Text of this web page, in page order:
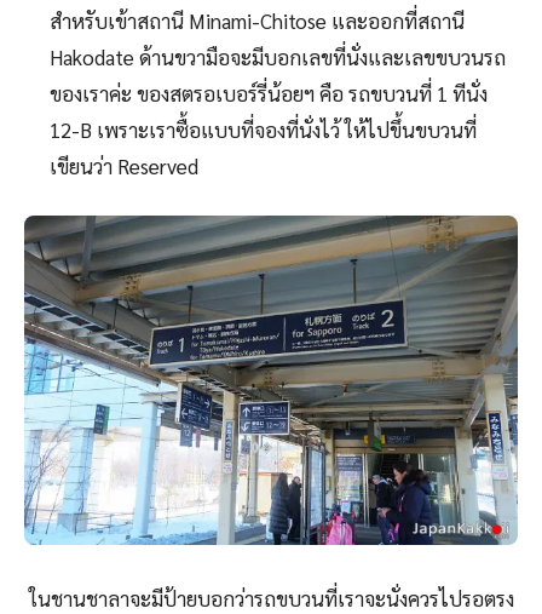
สำหรับเข้าสถานี Minami-Chitose และออกที่สถานี
Hakodate ด้านขวามือจะมีบอกเลขที่นั่งและเลขขบวนรถ
ของเราค่ะ ของสตรอเบอร์รี่น้อยฯ คือ รถขบวนที่ 1 ทีนั่ง
12-B เพราะเราซื้อแบบที่จองที่นั่งไว้ ให้ไปขึ้นขบวนที่
เขียนว่า Reserved
ในชานชาลาจะมีป้ายบอกว่ารถขบวนที่เราจะนั่งควรไปรอตรง